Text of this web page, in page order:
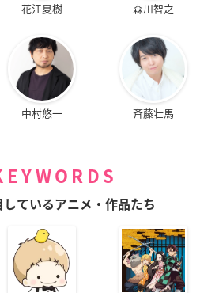
花江夏樹 森川智之
中村悠一 斉藤壮馬
しているアニメ・作品たち